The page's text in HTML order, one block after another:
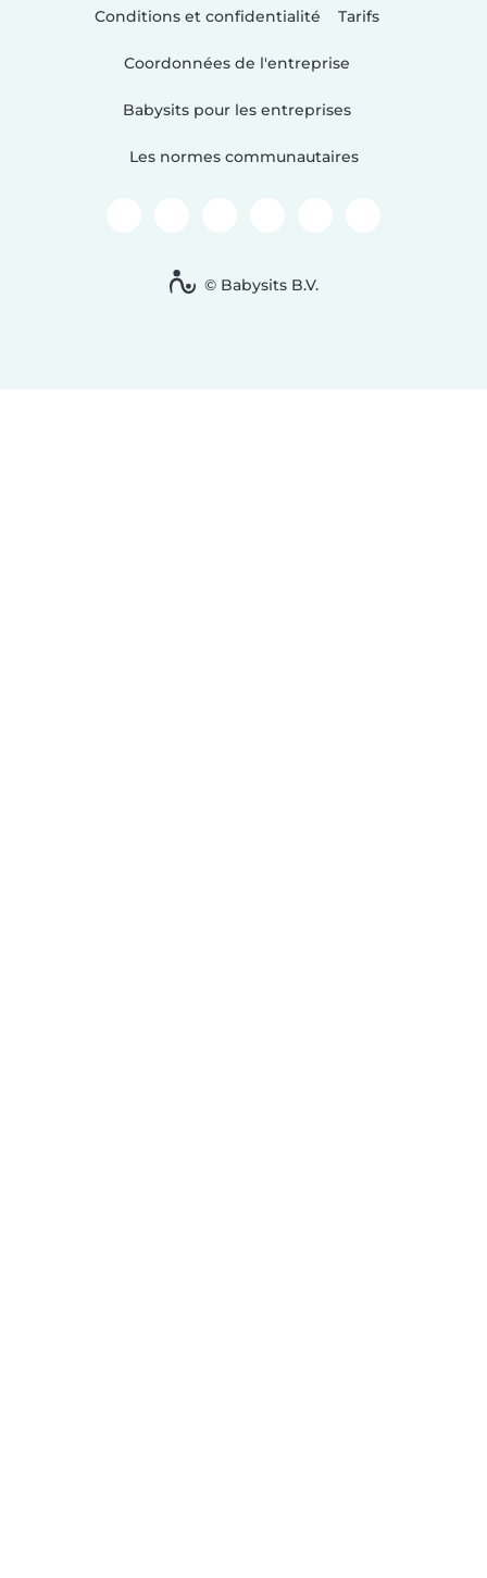
Conditions et confidentialité Tarifs
Coordonnées de l'entreprise
Babysits pour les entreprises
Les normes communautaires
© Babysits B.V.